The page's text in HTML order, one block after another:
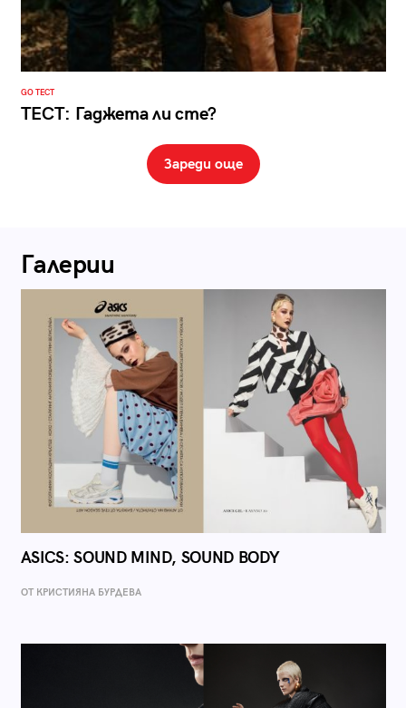
GO ТЕСТ
ТЕСТ: Гаджета ли сте?
Зареди още
Галерии
ASICS: SOUND MIND, SOUND BODY
ОТ КРИСТИЯНА БУРДЕВА